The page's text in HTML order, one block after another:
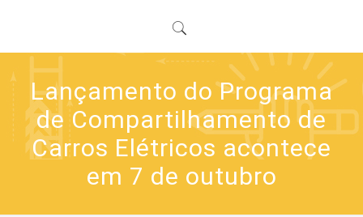
Lançamento do Programa
de Compartilhamento de
Carros Elétricos acontece
em 7 de outubro